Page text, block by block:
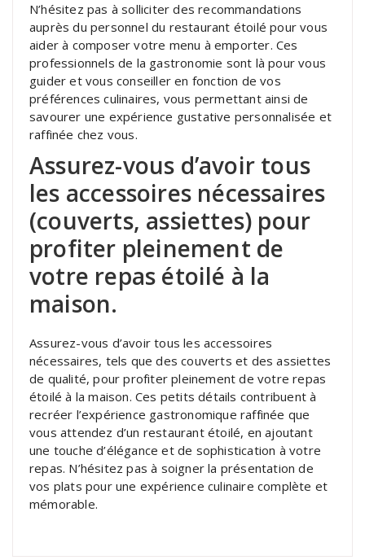
N’hésitez pas à solliciter des recommandations
auprès du personnel du restaurant étoilé pour vous
aider à composer votre menu à emporter. Ces
professionnels de la gastronomie sont là pour vous
guider et vous conseiller en fonction de vos
préférences culinaires, vous permettant ainsi de
savourer une expérience gustative personnalisée et
raffinée chez vous.
Assurez-vous d’avoir tous
les accessoires nécessaires
(couverts, assiettes) pour
profiter pleinement de
votre repas étoilé à la
maison.
Assurez-vous d’avoir tous les accessoires
nécessaires, tels que des couverts et des assiettes
de qualité, pour profiter pleinement de votre repas
étoilé à la maison. Ces petits détails contribuent à
recréer l’expérience gastronomique raffinée que
vous attendez d’un restaurant étoilé, en ajoutant
une touche d’élégance et de sophistication à votre
repas. N’hésitez pas à soigner la présentation de
vos plats pour une expérience culinaire complète et
mémorable.